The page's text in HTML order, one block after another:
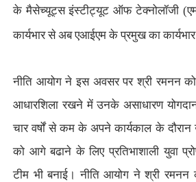
के मैसेच्यूट्स इंस्टीट्यूट ऑफ टेक्नोलॉजी
कार्यभार से अब एआईएम के प्रमुख का
नीति आयोग ने इस अवसर पर श्री रमनन
आधारशिला रखने में उनके असाधारण
चार वर्षों से कम के अपने कार्यकाल के
को आगे बढाने के लिए प्रतिभाशाली युवा
टीम भी बनाई। नीति आयोग ने श्री